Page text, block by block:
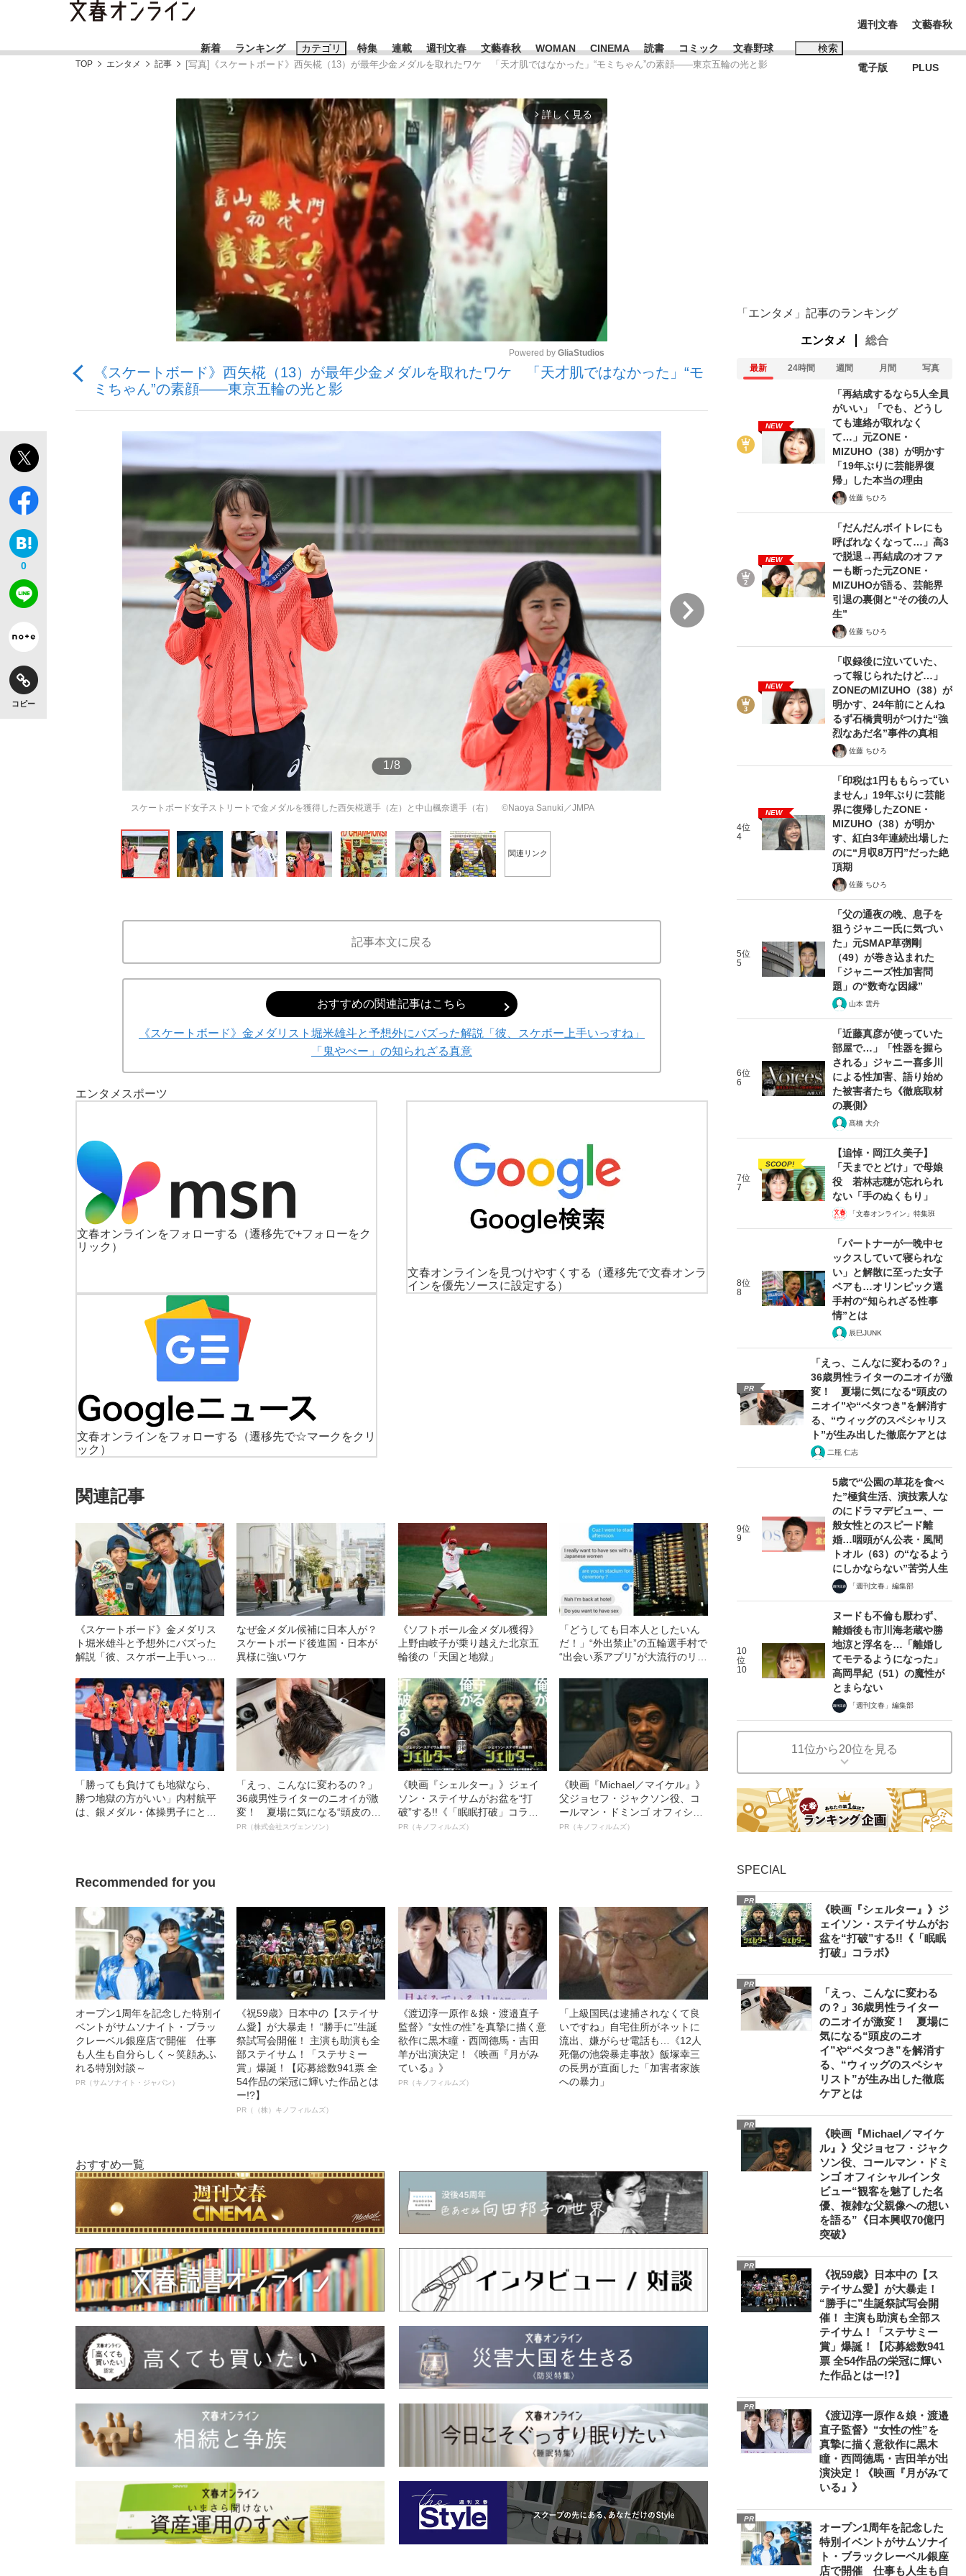
新着 ランキング カテゴリ
「90%は失敗する。でも…」本田圭佑が初めて明かした日本代表監督に... 「最悪の空気のまま解散」WBC日本代表“敗戦”の真実 選手が明かす...
「敗因分析は一切聞かれなかった」侍ジャパン選手が証言した“NPB聞... 「クマが悪者扱いされているのが悲しい」『北の国から』倉本聰氏（91...
「目標達成できなかったからと言って…」サッカー日本代表・森保一監督...
もっと見る
特集
観る将棋、読む将棋
キングの誕生を、目撃せよ。
いまさら聞けない資産運用のすべて
もっと見る
連載 週刊文春 文藝春秋 WOMAN CINEMA 読書 コミック 文春野球 検索
おすすめのキーワードタグ一覧
#三山凌輝 #高市早苗 #後藤真希 #森岡毅 #城彰二 #内田有紀
#玉木雄一郎
#亀和田武
週刊文春
電子版
文藝春秋
PLUS
TOP エンタメ 記事 [写真]《スケートボード》西矢椛（13）が最年少金メダルを取れたワケ 「天才肌ではなかった」“モミちゃん”の素顔――東京五輪の光と影
arrow_forward_ios 詳しく見る
Powered by GliaStudios
《スケートボード》西矢椛（13）が最年少金メダルを取れたワケ 「天才肌ではなかった」“モ
ミちゃん”の素顔――東京五輪の光と影
0
コピー
1/8
スケートボード女子ストリートで金メダルを獲得した西矢椛選手（左）と中山楓奈選手（右） ©︎Naoya Sanuki／JMPA
2/8
関連リンク
記事本文に戻る
おすすめの関連記事はこちら
《スケートボード》金メダリスト堀米雄斗と予想外にバズった解説「彼、スケボー上手いっすね」
「鬼やべー」の知られざる真意
エンタメ スポーツ
文春オンラインをフォローする
（遷移先で+フォローをク
リック）
文春オンラインを見つけやすくする
（遷移先で文春オンラ
インを優先ソースに設定する）
文春オンラインをフォローする
（遷移先で☆マークをクリ
ック）
関連記事
《スケートボード》金メダリス
ト堀米雄斗と予想外にバズった
解説「彼、スケボー上手いっす
真意
なぜ金メダル候補に日本人が？
スケートボード後進国・日本が
異様に強いワケ
《ソフトボール金メダル獲得》
上野由岐子が乗り越えた北京五
輪後の「天国と地獄」
「どうしても日本人としたいん
だ！」“外出禁止”の五輪選手村で
“出会い系アプリ”が大流行のリア
「勝っても負けても地獄なら、
勝つ地獄の方がいい」内村航平
は、銀メダル・体操男子にとっ
「えっ、こんなに変わるの？」
36歳男性ライターのニオイが激
変！ 夏場に気になる“頭皮のニ
オイ”や“ベタつき”を解消す
PR（株式会社スヴェンソン）
《映画『シェルター』》ジェイ
ソン・ステイサムがお盆を“打
破”する!!《「眠眠打破」コラ
ボ》
PR（キノフィルムズ）
《映画『Michael／マイケル』》
父ジョセフ・ジャクソン役、コ
ールマン・ドミンゴ オフィシャ
ルインタビュー“観客を魅了した
PR（キノフィルムズ）
Recommended for you
オープン1周年を記念した特別イ
ベントがサムソナイト・ブラッ
クレーベル銀座店で開催 仕事
も人生も自分らしく～笑顔あふ
れる特別対談～
PR（サムソナイト・ジャパン）
《祝59歳》日本中の【ステイサ
ム愛】が大暴走！ “勝手に”生誕
祭試写会開催！ 主演も助演も全
部ステイサム！「ステサミー
賞」爆誕！【応募総数941票 全
54作品の栄冠に輝いた作品とは
ー!?】
PR（（株）キノフィルムズ）
《渡辺淳一原作＆娘・渡邉直子
監督》“女性の性”を真摯に描く意
欲作に黒木瞳・西岡德馬・吉田
羊が出演決定！《映画『月がみ
ている』》
PR（キノフィルムズ）
「上級国民は逮捕されなくて良
いですね」自宅住所がネットに
流出、嫌がらせ電話も…《12人
死傷の池袋暴走事故》飯塚幸三
の長男が直面した「加害者家族
への暴力」
おすすめ一覧
「エンタメ」記事のランキング
エンタメ 総合
最新 24時間 週間 月間 写真
NEW
「再結成するなら5人全員
がいい」「でも、どうし
ても連絡が取れなく
て…」元ZONE・
MIZUHO（38）が明かす
「19年ぶりに芸能界復
帰」した本当の理由
佐藤 ちひろ
NEW
「だんだんボイトレにも
呼ばれなくなって…」高3
で脱退→再結成のオファ
ーも断った元ZONE・
MIZUHOが語る、芸能界
引退の裏側と“その後の人
生”
佐藤 ちひろ
NEW
「収録後に泣いていた、
って報じられたけど…」
ZONEのMIZUHO（38）が
明かす、24年前にとんね
るず石橋貴明がつけた“強
烈なあだ名”事件の真相
佐藤 ちひろ
4位
4
NEW
「印税は1円ももらってい
ません」19年ぶりに芸能
界に復帰したZONE・
MIZUHO（38）が明か
す、紅白3年連続出場した
のに“月収8万円”だった絶
頂期
佐藤 ちひろ
5位
5
「父の通夜の晩、息子を
狙うジャニー氏に気づい
た」元SMAP草彅剛
（49）が巻き込まれた
「ジャニーズ性加害問
題」の“数奇な因縁”
山本 雲丹
6位
6
「近藤真彦が使っていた
部屋で…」「性器を握ら
される」ジャニー喜多川
による性加害、語り始め
た被害者たち《徹底取材
の裏側》
髙橋 大介
7位
7
SCOOP!
【追悼・岡江久美子】
「天までとどけ」で母娘
役 若林志穂が忘れられ
ない「手のぬくもり」
「文春オンライン」特集班
8位
8
「パートナーが一晩中セ
ックスしていて寝られな
い」と解散に至った女子
ペアも…オリンピック選
手村の“知られざる性事
情”とは
辰巳JUNK
PR
「えっ、こんなに変わるの？」
36歳男性ライターのニオイが激
変！ 夏場に気になる“頭皮の
ニオイ”や“ベタつき”を解消す
る、“ウィッグのスペシャリス
ト”が生み出した徹底ケアとは
二瓶 仁志
9位
9
5歳で“公園の草花を食べ
た”極貧生活、演技素人な
のにドラマデビュー、一
般女性とのスピード離
婚…咽頭がん公表・風間
トオル（63）の“なるよう
にしかならない”苦労人生
「週刊文春」編集部
10
位
10
ヌードも不倫も厭わず、
離婚後も市川海老蔵や勝
地涼と浮名を…「離婚し
てモテるようになった」
高岡早紀（51）の魔性が
とまらない
「週刊文春」編集部
11位から20位を見る
SPECIAL
PR
《映画『シェルター』》ジ
ェイソン・ステイサムがお
盆を“打破”する!!《「眠眠
打破」コラボ》
PR
「えっ、こんなに変わる
の？」36歳男性ライター
のニオイが激変！ 夏場に
気になる“頭皮のニオ
イ”や“ベタつき”を解消す
る、“ウィッグのスペシャ
リスト”が生み出した徹底
ケアとは
PR
《映画『Michael／マイケ
ル』》父ジョセフ・ジャク
ソン役、コールマン・ドミ
ンゴ オフィシャルインタ
ビュー“観客を魅了した名
優、複雑な父親像への想い
を語る”《日本興収70億円
突破》
PR
《祝59歳》日本中の【ス
テイサム愛】が大暴走！
“勝手に”生誕祭試写会開
催！ 主演も助演も全部ス
テイサム！「ステサミー
賞」爆誕！【応募総数941
票 全54作品の栄冠に輝い
た作品とはー!?】
PR
《渡辺淳一原作＆娘・渡邉
直子監督》“女性の性”を
真摯に描く意欲作に黒木
瞳・西岡德馬・吉田羊が出
演決定！《映画『月がみて
いる』》
PR
オープン1周年を記念した
特別イベントがサムソナイ
ト・ブラックレーベル銀座
店で開催 仕事も人生も自